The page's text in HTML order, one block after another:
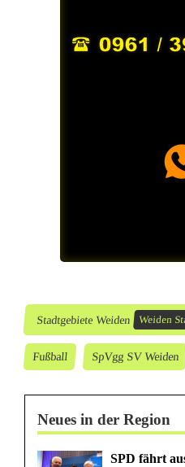
Stadtgebiete Weiden Weiden
Fußball SpVgg SV Weiden
Neues in der Region
SPD fährt